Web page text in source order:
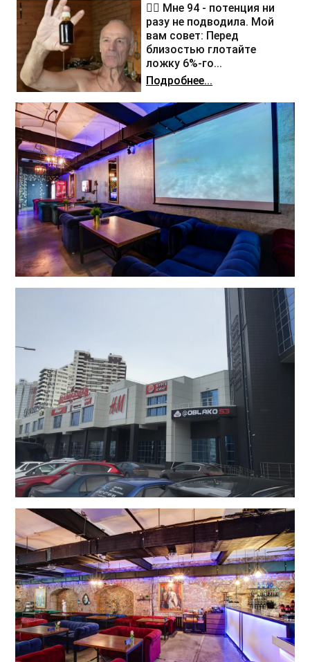
❤️‍🔥 Мне 94 - потенция ни
разу не подводила. Мой
вам совет: Перед
близостью глотайте
ложку 6%-го...
Подробнее...